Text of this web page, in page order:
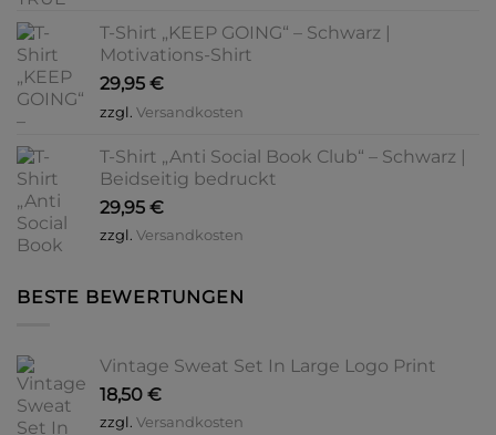
T-Shirt „KEEP GOING“ – Schwarz |
Motivations-Shirt
29,95 €
zzgl. Versandkosten
T-Shirt „Anti Social Book Club“ – Schwarz |
Beidseitig bedruckt
29,95 €
zzgl. Versandkosten
BESTE BEWERTUNGEN
Vintage Sweat Set In Large Logo Print
18,50 €
zzgl. Versandkosten